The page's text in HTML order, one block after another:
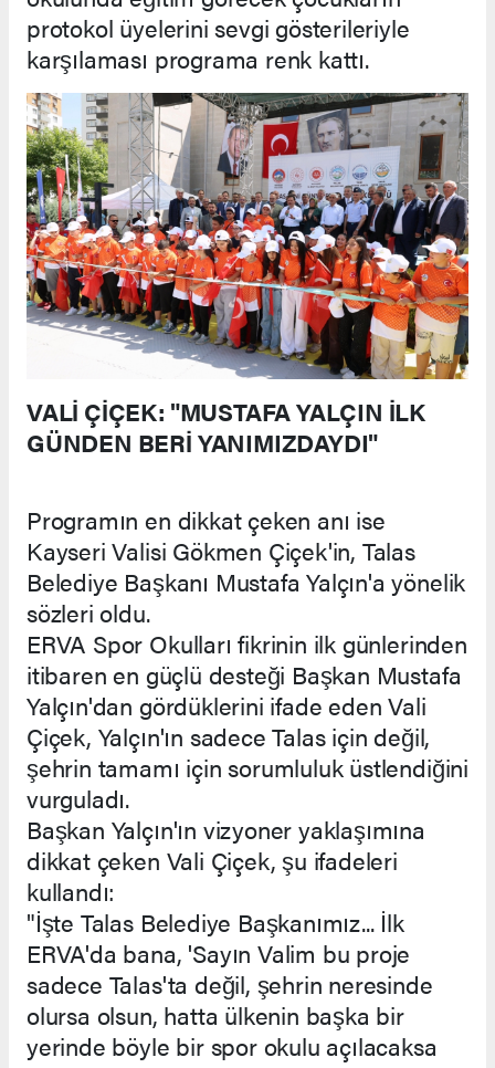
protokol üyelerini sevgi gösterileriyle
karşılaması programa renk kattı.
VALİ ÇİÇEK: "MUSTAFA YALÇIN İLK
GÜNDEN BERİ YANIMIZDAYDI"
Programın en dikkat çeken anı ise
Kayseri Valisi Gökmen Çiçek'in, Talas
Belediye Başkanı Mustafa Yalçın'a yönelik
sözleri oldu.
ERVA Spor Okulları fikrinin ilk günlerinden
itibaren en güçlü desteği Başkan Mustafa
Yalçın'dan gördüklerini ifade eden Vali
Çiçek, Yalçın'ın sadece Talas için değil,
şehrin tamamı için sorumluluk üstlendiğini
vurguladı.
Başkan Yalçın'ın vizyoner yaklaşımına
dikkat çeken Vali Çiçek, şu ifadeleri
kullandı:
"İşte Talas Belediye Başkanımız... İlk
ERVA'da bana, 'Sayın Valim bu proje
sadece Talas'ta değil, şehrin neresinde
olursa olsun, hatta ülkenin başka bir
yerinde böyle bir spor okulu açılacaksa